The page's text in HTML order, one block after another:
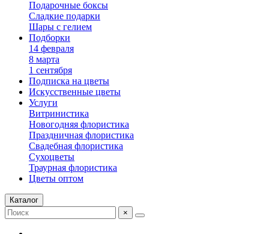
Подарочные боксы
Сладкие подарки
Шары с гелием
Подборки
14 февраля
8 марта
1 сентября
Подписка на цветы
Искусственные цветы
Услуги
Витринистика
Новогодняя флористика
Праздничная флористика
Свадебная флористика
Сухоцветы
Траурная флористика
Цветы оптом
Каталог
×